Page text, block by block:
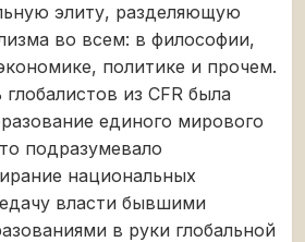
элиту, разделяющую
во всем: в философии,
политике и прочем.
из CFR была
единого мирового
подразумевало
национальных
власти бывшими
в руки глобальной